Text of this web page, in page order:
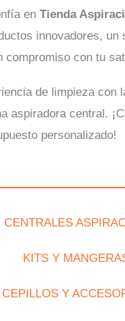
en Tienda
innovadores, un
compromiso con tu
de limpieza con
aspiradora central.
personalizado!
CENTRALES
KITS Y
CEPILLOS Y